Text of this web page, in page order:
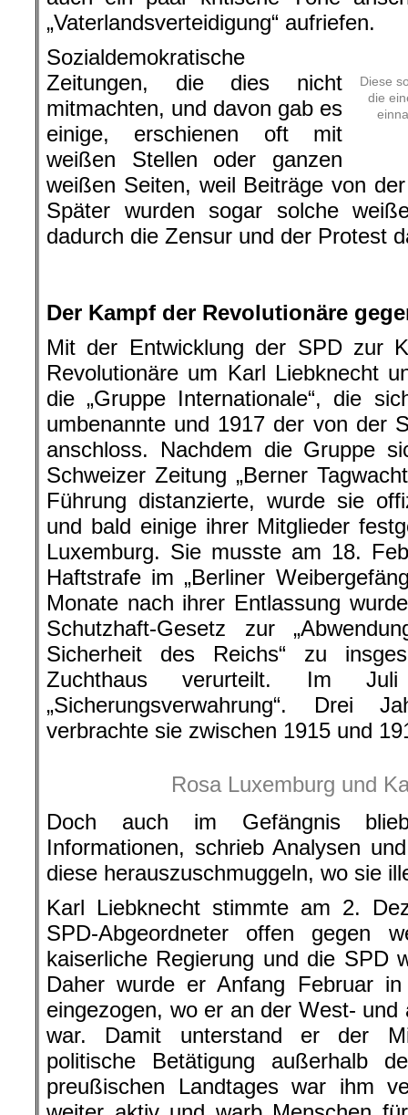
„Vaterlandsverteidigung“ aufriefen.
Diese
die
Sozialdemokratische
Zeitungen, die dies nicht
mitmachten, und davon gab es
einige, erschienen oft mit
weißen Stellen oder ganzen
weißen Seiten, weil Beiträge von
Später wurden sogar solche
dadurch die Zensur und der Protest
Der Kampf der Revolutionäre
Mit der Entwicklung der SPD zur
Revolutionäre um Karl Liebknecht
die „Gruppe Internationale“, die
umbenannte und 1917 der von der
anschloss. Nachdem die Gruppe
Schweizer Zeitung „Berner
Führung distanzierte, wurde sie
und bald einige ihrer Mitglieder
Luxemburg. Sie musste am 18.
Haftstrafe im „Berliner
Monate nach ihrer Entlassung
Schutzhaft-Gesetz zur
Sicherheit des Reichs“ zu
Zuchthaus verurteilt. Im
„Sicherungsverwahrung“. Drei
verbrachte sie zwischen 1915 und
Rosa Luxemburg und
Doch auch im Gefängnis
Informationen, schrieb Analysen
diese herauszuschmuggeln, wo sie
Karl Liebknecht stimmte am 2.
SPD-Abgeordneter offen gegen
kaiserliche Regierung und die SPD
Daher wurde er Anfang Februar in
eingezogen, wo er an der West-
war. Damit unterstand er der
politische Betätigung außerhalb
preußischen Landtages war ihm